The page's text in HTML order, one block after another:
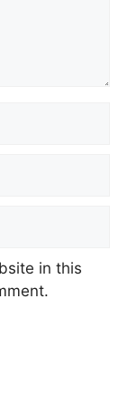
in this